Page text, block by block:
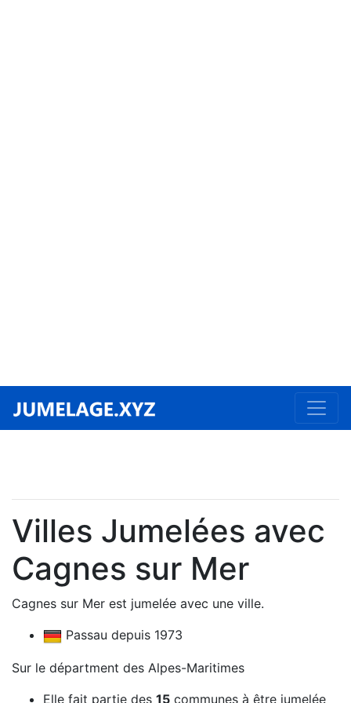
Villes Jumelées avec
Cagnes sur Mer
Cagnes sur Mer est jumelée avec une ville.
Passau depuis 1973
Sur le départment des Alpes-Maritimes
Elle fait partie des 15 communes à être jumelée